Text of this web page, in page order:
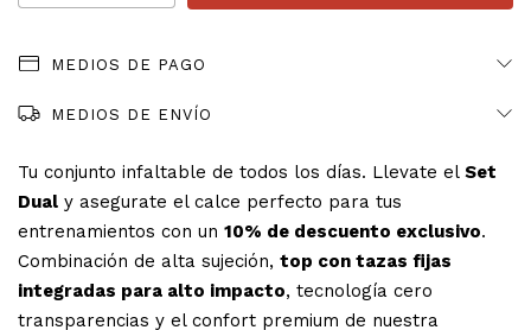
MEDIOS DE PAGO
MEDIOS DE ENVÍO
Tu conjunto infaltable de todos los días. Llevate el Set
Dual y asegurate el calce perfecto para tus
entrenamientos con un 10% de descuento exclusivo.
Combinación de alta sujeción, top con tazas fijas
integradas para alto impacto, tecnología cero
transparencias y el confort premium de nuestra